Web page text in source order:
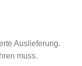
Auslieferung.
muss.